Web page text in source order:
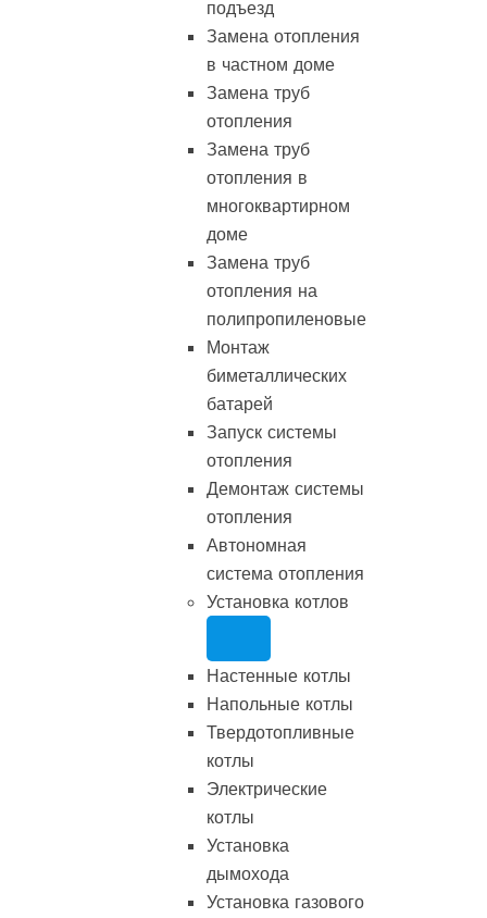
подъезд
Замена отопления
в частном доме
Замена труб
отопления
Замена труб
отопления в
многоквартирном
доме
Замена труб
отопления на
полипропиленовые
Монтаж
биметаллических
батарей
Запуск системы
отопления
Демонтаж системы
отопления
Автономная
система отопления
Установка котлов
Настенные котлы
Напольные котлы
Твердотопливные
котлы
Электрические
котлы
Установка
дымохода
Установка газового